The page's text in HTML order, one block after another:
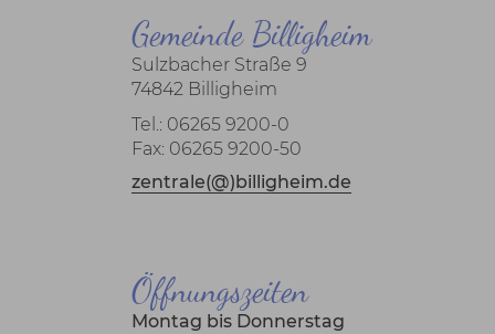
Gemeinde Billigheim
Sulzbacher Straße 9
74842 Billigheim
Tel.: 06265 9200-0
Fax: 06265 9200-50
zentrale(@)billigheim.de
Öffnungszeiten
Montag bis Donnerstag